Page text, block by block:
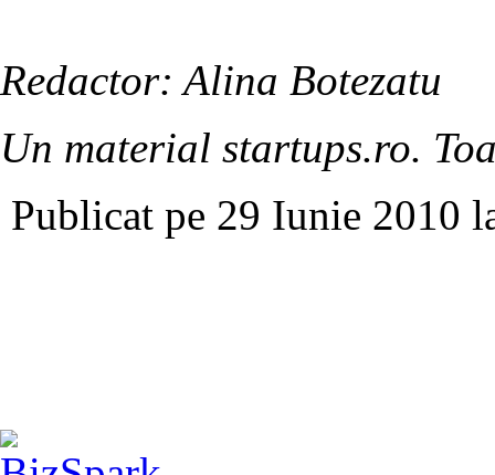
Redactor: Alina Botezatu
Un material startups.ro.
Publicat pe 29 Iunie 2010